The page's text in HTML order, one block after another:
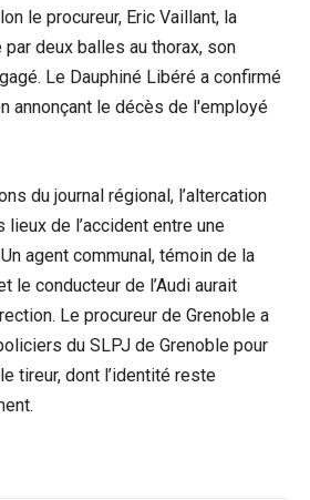
le procureur, Eric Vaillant, la
deux balles au thorax, son
Le Dauphiné Libéré a confirmé
annonçant le décès de l'employé
du journal régional, l’altercation
lieux de l’accident entre une
agent communal, témoin de la
le conducteur de l’Audi aurait
Le procureur de Grenoble a
du SLPJ de Grenoble pour
tireur, dont l’identité reste